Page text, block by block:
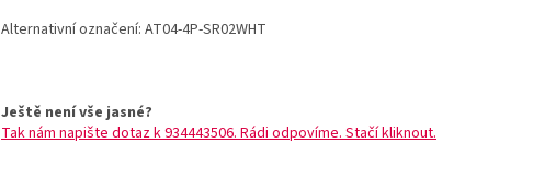
Alternativní označení: AT04-4P-SR02WHT
Ještě není vše jasné?
Tak nám napište dotaz k 934443506. Rádi odpovíme. Stačí kliknout.